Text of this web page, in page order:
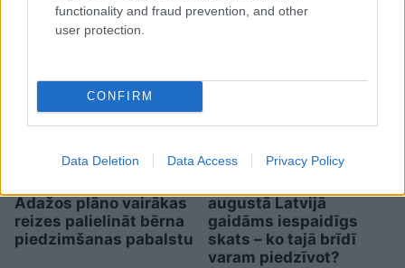
functionality and fraud prevention, and other
user protection.
CONFIRM
Data Deletion Data Access Privacy Policy
kādas topošās
Ādažos plāno vairākas
reizes palielināt bērna
piedzimšanas pabalstu
Mēness aizsegs
augustā Latvijā
gaidāms iespaidīgs
skats – ko tajā brīdī
varam piedzīvot?